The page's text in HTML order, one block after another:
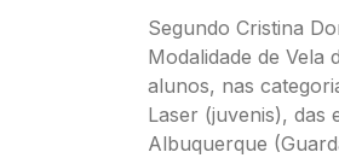
Segundo Cristina
Modalidade de Vela
alunos, nas
Laser (juvenis), das
Albuquerque